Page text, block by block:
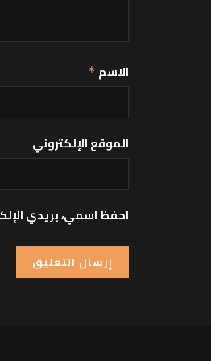
الاسم *
الموقع الإلكتروني
احفظ اسمي، بريدي